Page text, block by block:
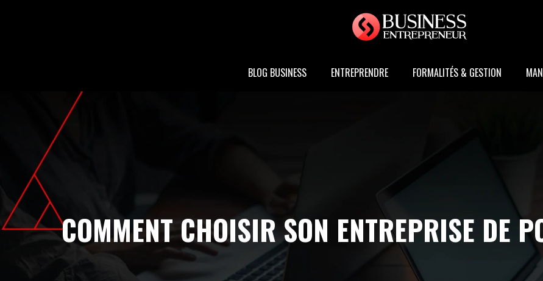
BLOG BUSINESS ENTREPRENDRE FORMALITÉS & GESTION
COMMENT CHOISIR SON ENTREPRISE DE